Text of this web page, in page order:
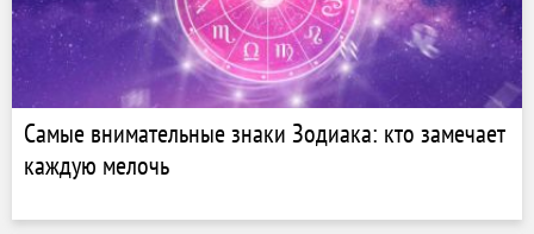
Самые внимательные знаки Зодиака: кто замечает
каждую мелочь